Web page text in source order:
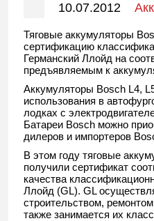
10.07.2012
для яхт и
сертификацию
Тяговые аккумуляторы
сертификацию
Германский Ллойд на
предъявляемым к
Аккумуляторы Bosch L4,
использования в
лодках с
Батареи Bosch можно
дилеров и импортеров
В этом году тяговые
получили сертификат
качества
Ллойд (GL). GL
строительством,
также занимается их